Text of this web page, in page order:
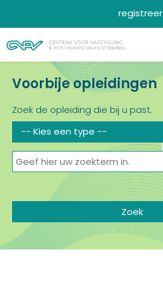
registreer
Voorbije opleidingen
Zoek de opleiding die bij u past.
-- Kies een type --